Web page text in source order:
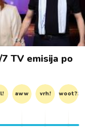
TV emisija po
aww vrh! woot?!